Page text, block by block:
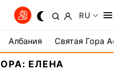
RU
Албания Святая Гора
ЕЛЕНА